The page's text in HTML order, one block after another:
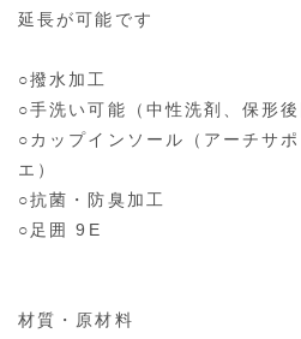
延長が可能です
○撥水加工
○手洗い可能（中性洗剤、保形後
○カップインソール（アーチサ
エ）
○抗菌・防臭加工
○足囲 9E
材質・原材料